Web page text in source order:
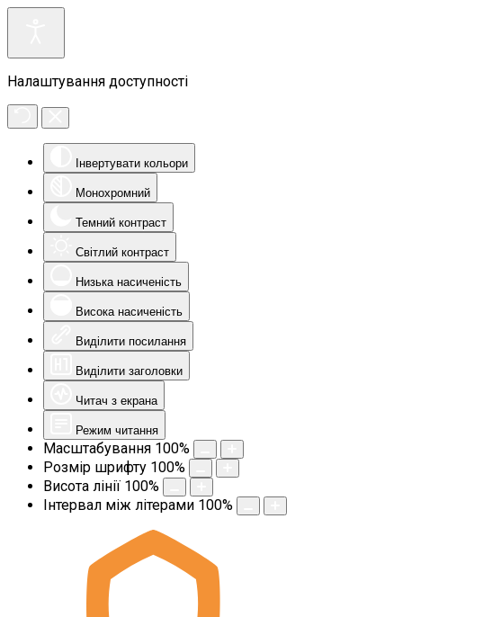
Налаштування доступності
Інвертувати кольори
Монохромний
Темний контраст
Світлий контраст
Низька насиченість
Висока насиченість
Виділити посилання
Виділити заголовки
Читач з екрана
Режим читання
Масштабування 100%
Розмір шрифту 100%
Висота лінії 100%
Інтервал між літерами 100%